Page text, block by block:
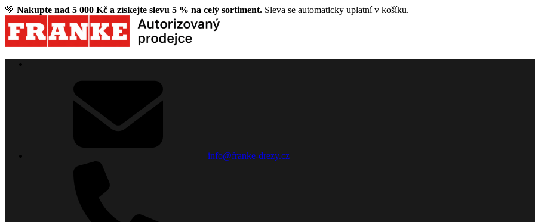
💚 Nakupte nad 5 000 Kč a získejte slevu 5 % na celý sortiment. Sleva se automaticky uplatní v košíku.
info@franke-drezy.cz